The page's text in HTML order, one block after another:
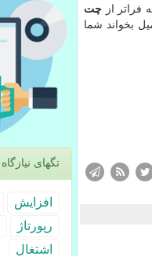
فراتر از چت
بخواند شما
تگهای نیازگاه
افزایش
رپورتاژ
اشتغال